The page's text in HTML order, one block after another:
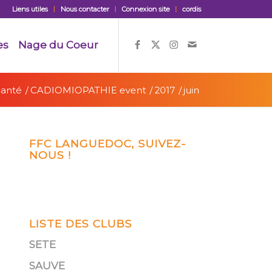
Liens utiles Nous contacter Connexion site cordis
Nage du Coeur
/ CADIOMIOPATHIE event /2017 /juin
FFC LANGUEDOC, SUIVEZ-
NOUS !
LISTE DES CLUBS
SETE
SAUVE